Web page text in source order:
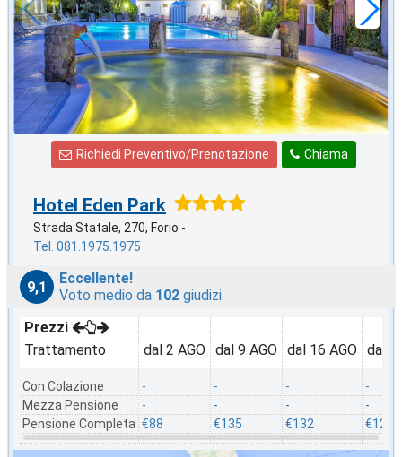
Chiama
Richiedi Preventivo/Prenotazione
Hotel Eden Park
Strada Statale, 270, Forio -
Tel. 081.1975.1975
9,1
Eccellente!
Voto medio da 102 giudizi
Prezzi
Trattamento
Con Colazione
Mezza Pensione
Pensione Completa
dal 2 AGO
-
-
€88
dal 9 AGO
-
-
€135
dal 16 AGO
-
-
€132
dal
-
-
€121